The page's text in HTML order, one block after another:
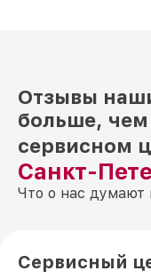
Отзывы
больше,
сервисном
Санкт-
Что о нас думают
Сервисный